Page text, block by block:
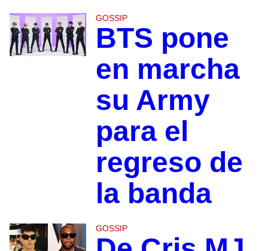
GOSSIP
BTS pone
en marcha
su Army
para el
regreso de
la banda
GOSSIP